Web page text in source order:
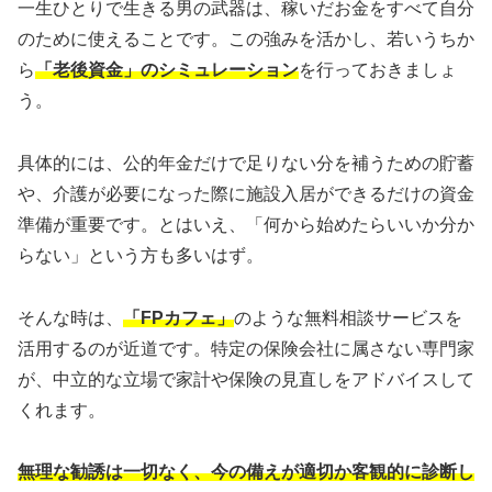
一生ひとりで生きる男の武器は、稼いだお金をすべて自分
のために使えることです。この強みを活かし、若いうちか
ら「老後資金」のシミュレーションを行っておきましょ
う。
具体的には、公的年金だけで足りない分を補うための貯蓄
や、介護が必要になった際に施設入居ができるだけの資金
準備が重要です。とはいえ、「何から始めたらいいか分か
らない」という方も多いはず。
そんな時は、 「FPカフェ」のような無料相談サービスを
活用するのが近道です。特定の保険会社に属さない専門家
が、中立的な立場で家計や保険の見直しをアドバイスして
くれます。
無理な勧誘は一切なく、今の備えが適切か客観的に診断し